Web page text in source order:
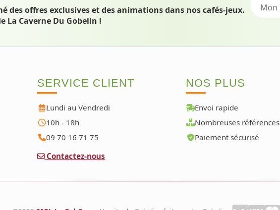
des offres exclusives et des animations dans nos cafés-jeux.
La Caverne Du Gobelin !
SERVICE CLIENT
Lundi au Vendredi
10h - 18h
09 70 16 71 75
Contactez-nous
NOS PLUS
Envoi rapide
Nombreuses références
Paiement sécurisé